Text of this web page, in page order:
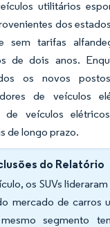
utilitários
dos
sem tarifas
de dois anos.
os novos
de veículos
de veículos
de longo prazo.
do Relatório
os SUVs
mercado de carros
segmento